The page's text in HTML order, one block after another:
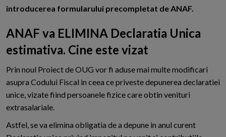
introducerea formularului precompletat de ANAF.
ANAF va ELIMINA Declaratia Unica
estimativa. Cine este vizat
Prin noul Proiect de OUG vor fi aduse mai multe modificari
asupra Codului Fiscal in ceea ce priveste depunerea declaratiei
unice, vizate fiind persoanele fizice care obtin venituri
extrasalariale.
Astfel, se va elimina obligatia de a depune in anul curent